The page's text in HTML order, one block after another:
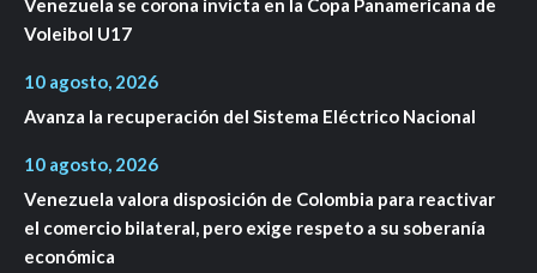
Venezuela se corona invicta en la Copa Panamericana de
Voleibol U17
10 agosto, 2026
Avanza la recuperación del Sistema Eléctrico Nacional
10 agosto, 2026
Venezuela valora disposición de Colombia para reactivar
el comercio bilateral, pero exige respeto a su soberanía
económica